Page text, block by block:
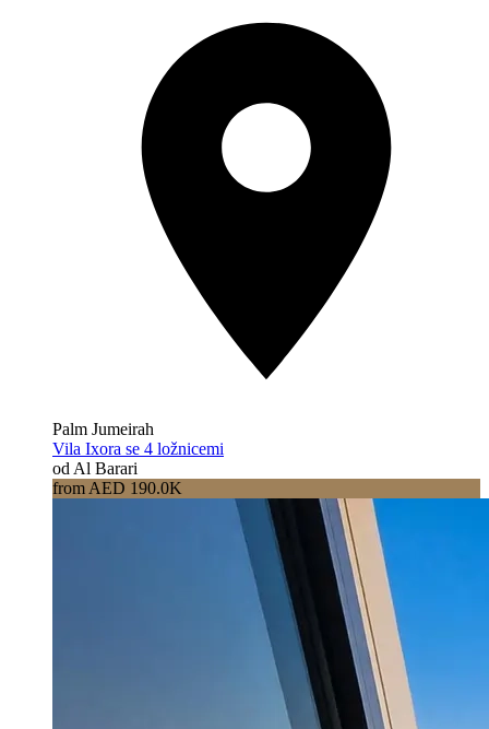
Palm Jumeirah
Vila Ixora se 4 ložnicemi
od Al Barari
from AED 190.0K